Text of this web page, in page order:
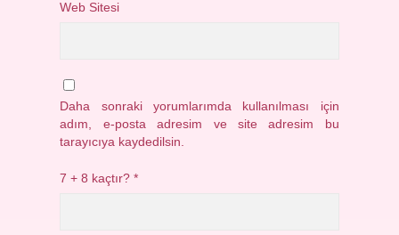
Web Sitesi
Daha sonraki yorumlarımda kullanılması için
adım, e-posta adresim ve site adresim bu
tarayıcıya kaydedilsin.
7 + 8 kaçtır?*